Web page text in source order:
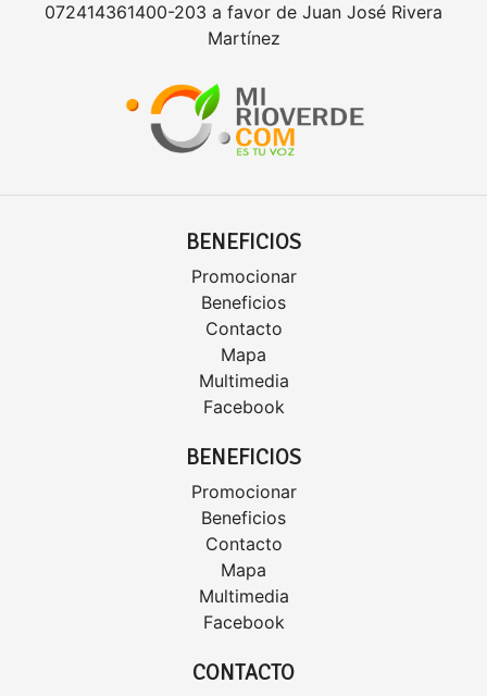
072414361400-203 a favor de Juan José Rivera
Martínez
BENEFICIOS
Promocionar
Beneficios
Contacto
Mapa
Multimedia
Facebook
BENEFICIOS
Promocionar
Beneficios
Contacto
Mapa
Multimedia
Facebook
CONTACTO